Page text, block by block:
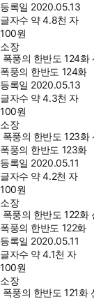
등록일 2020.05.13
글자수 약 4.8천 자
100원
소장
폭풍의 한반도 124화
폭풍의 한반도 124화
등록일 2020.05.13
글자수 약 4.3천 자
100원
소장
폭풍의 한반도 123화
폭풍의 한반도 123화
등록일 2020.05.11
글자수 약 4.2천 자
100원
소장
폭풍의 한반도 122화
폭풍의 한반도 122화
등록일 2020.05.11
글자수 약 4.1천 자
100원
소장
폭풍의 한반도 121화